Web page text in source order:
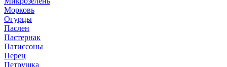
Морковь
Огурцы
Паслен
Пастернак
Патиссоны
Перец
Петрушка